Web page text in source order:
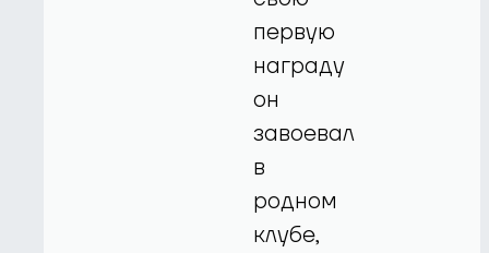
первую
награду
он
завоевал
в
родном
клубе,